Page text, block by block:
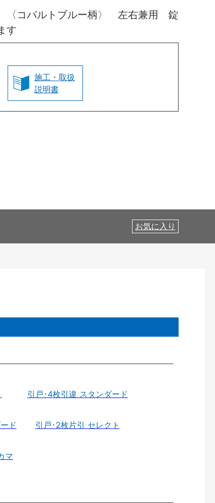
コバルトブルー柄〉 左右兼用 錠
す
施工・取扱
説明書
お気に入り
引戸･4枚引違 スタンダード
ド 引戸･2枚片引 セレクト
マ